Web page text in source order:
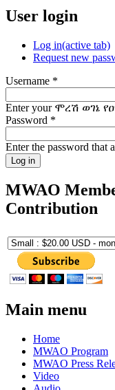
User login
Log in(active tab)
Request new
Username *
Enter your ሞረሽ ወገኔ
Password *
Enter the password that
MWAO
Contribution
Main menu
Home
MWAO Program
MWAO Press
Video